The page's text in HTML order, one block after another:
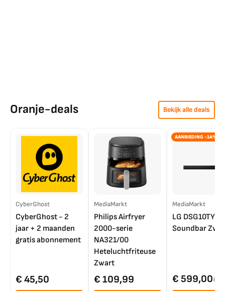
Oranje-deals Bekijk alle deals
CyberGhost
CyberGhost - 2
jaar + 2 maanden
gratis abonnement
€ 45,50
MediaMarkt
Philips Airfryer
2000-serie
NA321/00
Heteluchtfriteuse
Zwart
€ 109,99
AANBIEDING -14%
MediaMarkt
LG DSG10TY
Soundbar
€ 599,00€